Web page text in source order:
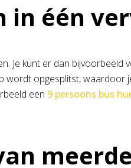
in één
Je kunt er dan bijvoorbeeld
opgesplitst, waardoor
een 9 persoons bus